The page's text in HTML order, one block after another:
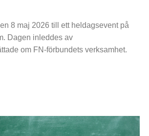
8 maj 2026 till ett heldagsevent på
Dagen inleddes av
om FN-förbundets verksamhet.